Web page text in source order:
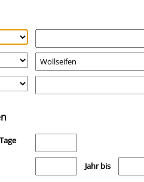
Medien anzeigen, die nach
Jahr bis